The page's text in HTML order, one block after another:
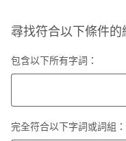
尋找符合以下條件的
包含以下所有字詞：
完全符合以下字詞或詞組：